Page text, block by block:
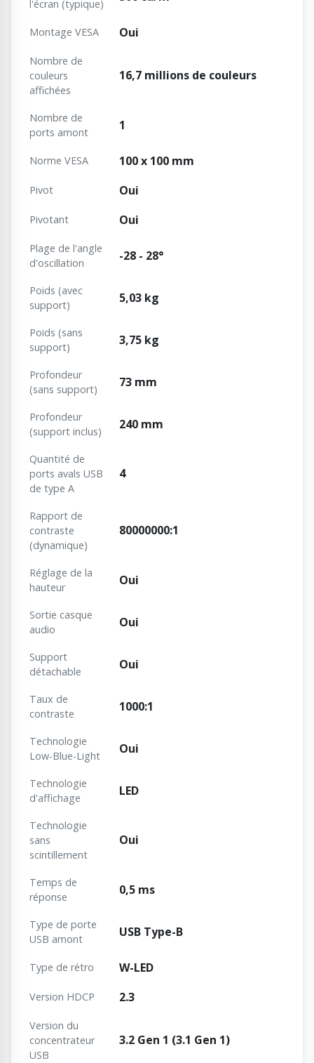
l'écran (typique)
Montage VESA Oui
Nombre de
couleurs
affichées
16,7 millions de couleurs
Nombre de
ports amont
1
Norme VESA 100 x 100 mm
Pivot Oui
Pivotant Oui
Plage de l'angle
d'oscillation
-28 - 28°
Poids (avec
support)
5,03 kg
Poids (sans
support)
3,75 kg
Profondeur
(sans support)
73 mm
Profondeur
(support inclus)
240 mm
Quantité de
ports avals USB
de type A
4
Rapport de
contraste
(dynamique)
80000000:1
Réglage de la
hauteur
Oui
Sortie casque
audio
Oui
Support
détachable
Oui
Taux de
contraste
1000:1
Technologie
Low-Blue-Light
Oui
Technologie
d'affichage
LED
Technologie
sans
scintillement
Oui
Temps de
réponse
0,5 ms
Type de porte
USB amont
USB Type-B
Type de rétro W-LED
Version HDCP 2.3
Version du
concentrateur
USB
3.2 Gen 1 (3.1 Gen 1)